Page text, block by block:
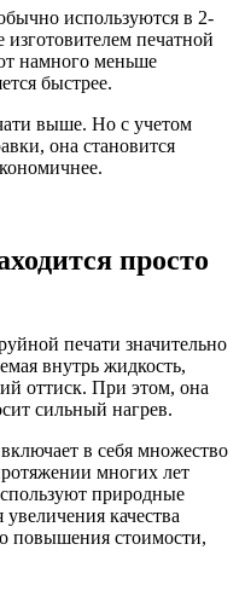
используются в 2-
печатной
намного меньше
быстрее.
выше. Но с учетом
она становится
просто
печати значительно
внутрь жидкость,
оттиск. При этом, она
сильный нагрев.
в себя множество
многих лет
природные
качества
повышения стоимости,